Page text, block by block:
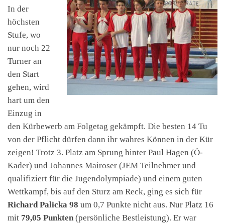
In der
höchsten
Stufe, wo
nur noch 22
Turner an
den Start
gehen, wird
hart um den
Einzug in
den Kürbewerb am Folgetag gekämpft. Die besten 14 Tu
von der Pflicht dürfen dann ihr wahres Können in der Kür
zeigen! Trotz 3. Platz am Sprung hinter Paul Hagen (Ö-
Kader) und Johannes Mairoser (JEM Teilnehmer und
qualifiziert für die Jugendolympiade) und einem guten
Wettkampf, bis auf den Sturz am Reck, ging es sich für
Richard Palicka 98 um 0,7 Punkte nicht aus. Nur Platz 16
mit 79,05 Punkten (persönliche Bestleistung). Er war